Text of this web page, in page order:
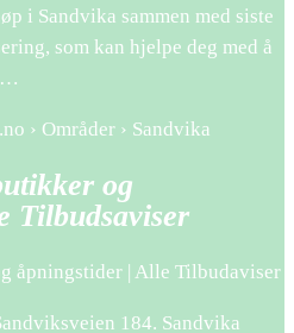
i Sandvika sammen med siste
som kan hjelpe deg med å
…
› Områder › Sandvika
og
Tilbudsaviser
åpningstider | Alle Tilbudaviser
184. Sandvika